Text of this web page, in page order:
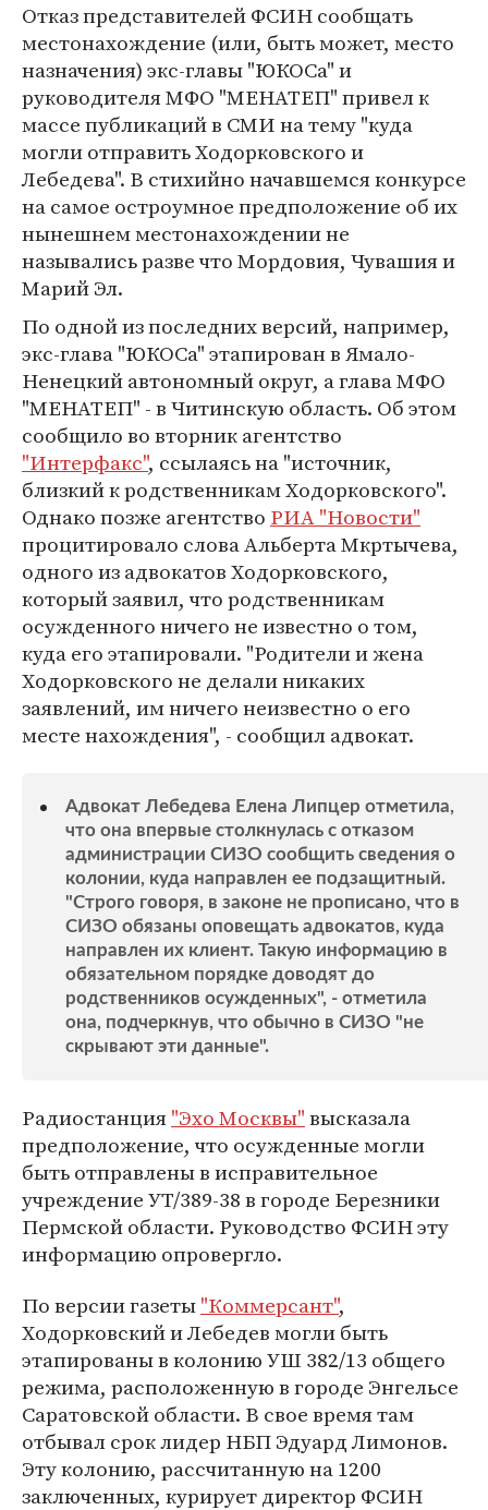
Отказ представителей ФСИН сообщать
местонахождение (или, быть может, место
назначения) экс-главы "ЮКОСа" и
руководителя МФО "МЕНАТЕП" привел к
массе публикаций в СМИ на тему "куда
могли отправить Ходорковского и
Лебедева". В стихийно начавшемся конкурсе
на самое остроумное предположение об их
нынешнем местонахождении не
назывались разве что Мордовия, Чувашия и
Марий Эл.
По одной из последних версий, например,
экс-глава "ЮКОСа" этапирован в Ямало-
Ненецкий автономный округ, а глава МФО
"МЕНАТЕП" - в Читинскую область. Об этом
сообщило во вторник агентство
"Интерфакс", ссылаясь на "источник,
близкий к родственникам Ходорковского".
Однако позже агентство РИА "Новости"
процитировало слова Альберта Мкртычева,
одного из адвокатов Ходорковского,
который заявил, что родственникам
осужденного ничего не известно о том,
куда его этапировали. "Родители и жена
Ходорковского не делали никаких
заявлений, им ничего неизвестно о его
месте нахождения", - сообщил адвокат.
Адвокат Лебедева Елена Липцер отметила,
что она впервые столкнулась с отказом
администрации СИЗО сообщить сведения о
колонии, куда направлен ее подзащитный.
"Строго говоря, в законе не прописано, что в
СИЗО обязаны оповещать адвокатов, куда
направлен их клиент. Такую информацию в
обязательном порядке доводят до
родственников осужденных", - отметила
она, подчеркнув, что обычно в СИЗО "не
скрывают эти данные".
Радиостанция"Эхо Москвы"высказала
предположение, что осужденные могли
быть отправлены в исправительное
учреждение УТ/389-38 в городе Березники
Пермской области. Руководство ФСИН эту
информацию опровергло.
По версии газеты"Коммерсант",
Ходорковский и Лебедев могли быть
этапированы в колонию УШ 382/13 общего
режима, расположенную в городе Энгельсе
Саратовской области. В свое время там
отбывал срок лидер НБП Эдуард Лимонов.
Эту колонию, рассчитанную на 1200
заключенных, курирует директор ФСИН